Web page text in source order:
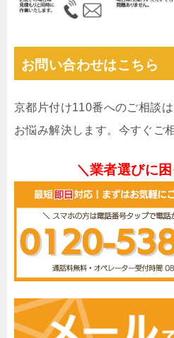
お問い合わせはこちら
京都片付け110番へのご相談
お悩み解決します。今すぐご
＼業者選びに